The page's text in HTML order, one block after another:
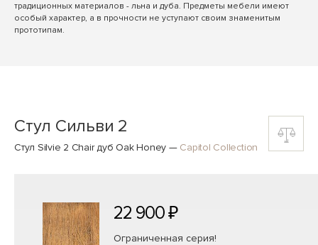
традиционных материалов - льна и дуба. Предметы мебели имеют
особый характер, а в прочности не уступают своим знаменитым
прототипам.
Стул Сильви 2
Стул Silvie 2 Chair дуб Oak Honey — Capitol Collection
22 900 ₽
Ограниченная серия!